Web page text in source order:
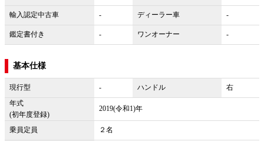
輸入認定中古車 - ディーラー車 -
鑑定書付き - ワンオーナー -
基本仕様
現行型 - ハンドル
右
年式
(初年度登録)
2019(令和1)年
乗員定員 ２名